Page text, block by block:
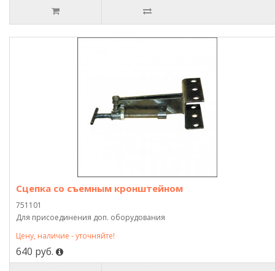
Сцепка со съемным кронштейном
751101
Для присоединения доп. оборудования
Цену, наличие - уточняйте!
640 руб.